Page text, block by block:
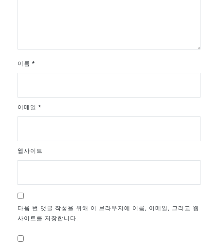
이름 *
이메일 *
웹사이트
다음 번 댓글 작성을 위해 이 브라우저에 이름, 이메일, 그리고 웹
사이트를 저장합니다.